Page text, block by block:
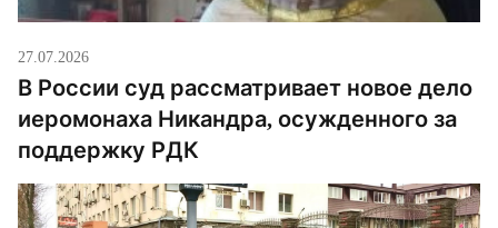
27.07.2026
В России суд рассматривает новое дело
иеромонаха Никандра, осужденного за
поддержку РДК